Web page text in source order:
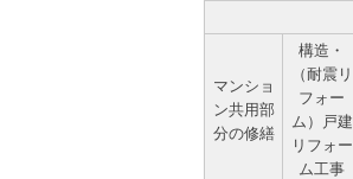
マンショ
ン共用部
分の修繕
構造・
（耐震リ
フォー
ム）戸建
リフォー
ム工事